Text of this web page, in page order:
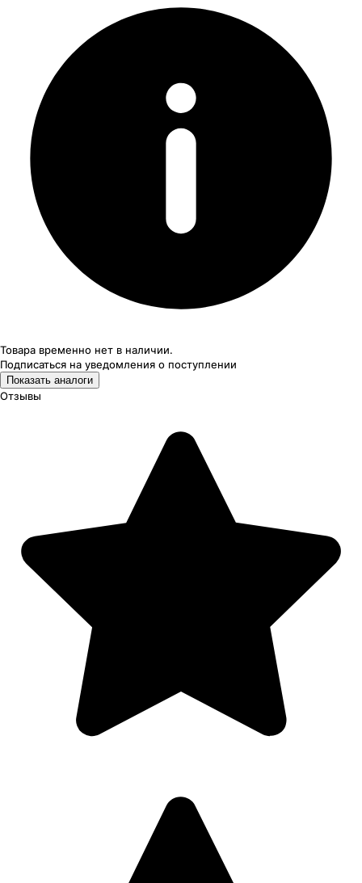
Товара временно нет в наличии.
Подписаться на уведомления о поступлении
Показать аналоги
Отзывы